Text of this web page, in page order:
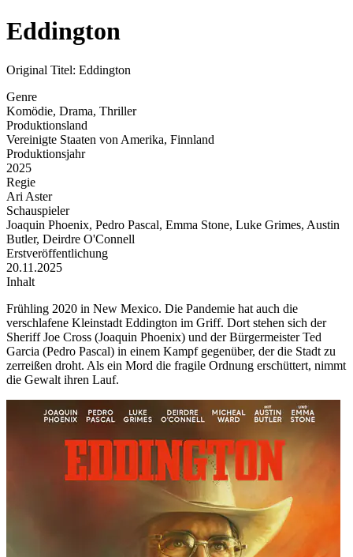
Eddington
Original Titel: Eddington
Genre
Komödie, Drama, Thriller
Produktionsland
Vereinigte Staaten von Amerika, Finnland
Produktionsjahr
2025
Regie
Ari Aster
Schauspieler
Joaquin Phoenix, Pedro Pascal, Emma Stone, Luke Grimes, Austin
Butler, Deirdre O'Connell
Erstveröffentlichung
20.11.2025
Inhalt
Frühling 2020 in New Mexico. Die Pandemie hat auch die
verschlafene Kleinstadt Eddington im Griff. Dort stehen sich der
Sheriff Joe Cross (Joaquin Phoenix) und der Bürgermeister Ted
Garcia (Pedro Pascal) in einem Kampf gegenüber, der die Stadt zu
zerreißen droht. Als ein Mord die fragile Ordnung erschüttert, nimmt
die Gewalt ihren Lauf.